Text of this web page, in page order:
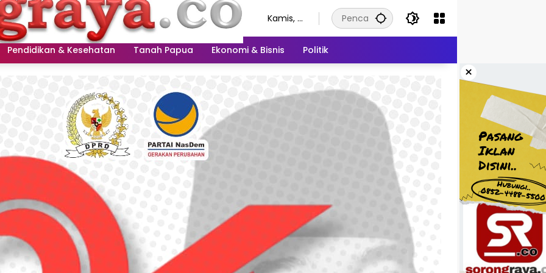
Kamis, 6
2026
Pendidikan & Kesehatan Tanah Papua Ekonomi & Bisnis Politik
×